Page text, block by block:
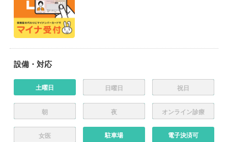
設備・対応
土曜日 日曜日 祝日
朝 夜 オンライン診療
女医 駐車場 電子決済可